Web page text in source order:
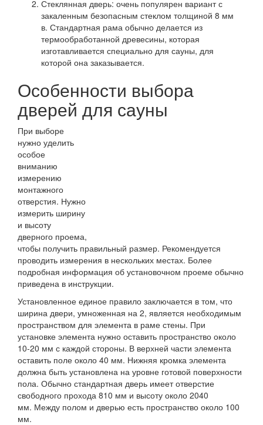
Стеклянная дверь: очень популярен вариант с
закаленным безопасным стеклом толщиной 8 мм
в. Стандартная рама обычно делается из
термообработанной древесины, которая
изготавливается специально для сауны, для
которой она заказывается.
Особенности выбора
дверей для сауны
При выборе
нужно уделить
особое
вниманию
измерению
монтажного
отверстия. Нужно
измерить ширину
и высоту
дверного проема,
чтобы получить правильный размер. Рекомендуется
проводить измерения в нескольких местах. Более
подробная информация об установочном проеме обычно
приведена в инструкции.
Установленное единое правило заключается в том, что
ширина двери, умноженная на 2, является необходимым
пространством для элемента в раме стены. При
установке элемента нужно оставить пространство около
10-20 мм с каждой стороны. В верхней части элемента
оставить поле около 40 мм. Нижняя кромка элемента
должна быть установлена на уровне готовой поверхности
пола. Обычно стандартная дверь имеет отверстие
свободного прохода 810 мм и высоту около 2040
мм. Между полом и дверью есть пространство около 100
мм.